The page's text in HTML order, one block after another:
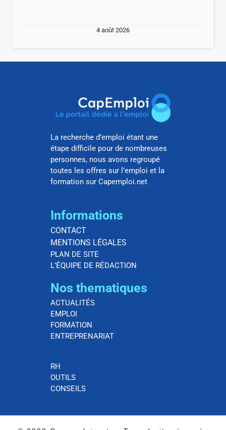
4 août 2026
La recherche d’emploi étant une
étape difficile pour de nombreuses
personnes, nous avons regroupé
toutes les offres sur l’emploi et la
formation sur Capemploi.net
Informations
CONTACT
MENTIONS LÉGALES
PLAN DE SITE
L’ÉQUIPE DE RÉDACTION
Nos thematiques
ACTUALITÉS
EMPLOI
FORMATION
ENTREPRENARIAT
RH
OUTILS
CONSEILS